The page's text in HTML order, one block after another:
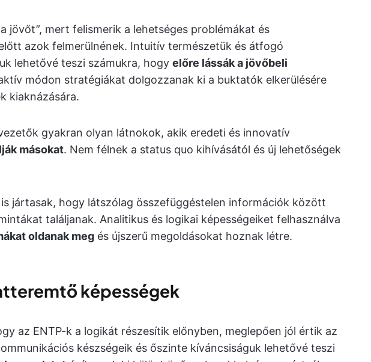
jövőt”, mert felismerik a lehetséges problémákat és
azok felmerülnének. Intuitív természetük és átfogó
lehetővé teszi számukra, hogy előre lássák a jövőbeli
módon stratégiákat dolgozzanak ki a buktatók elkerülésére
kiaknázására.
gyakran olyan látnokok, akik eredeti és innovatív
másokat. Nem félnek a status quo kihívásától és új lehetőségek
jártasak, hogy látszólag összefüggéstelen információk között
találjanak. Analitikus és logikai képességeiket felhasználva
oldanak meg és újszerű megoldásokat hoznak létre.
képességek
az ENTP-k a logikát részesítik előnyben, meglepően jól értik az
készségeik és őszinte kíváncsiságuk lehetővé teszi